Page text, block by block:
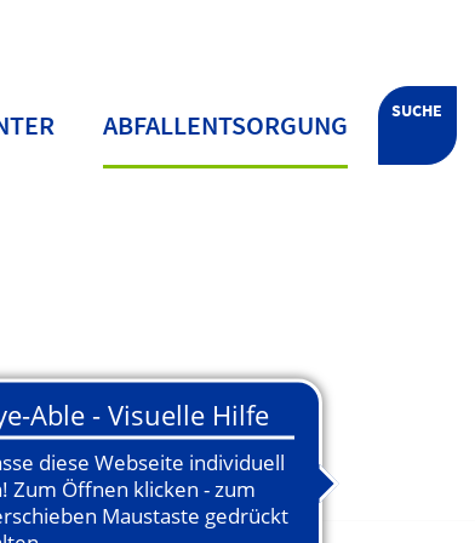
SUCHE
ABFALLENTSORGUNG